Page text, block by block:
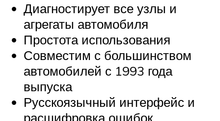
Диагностирует все узлы и
агрегаты автомобиля
Простота использования
Совместим с большинством
автомобилей с 1993 года
выпуска
Русскоязычный интерфейс и
расшифровка ошибок